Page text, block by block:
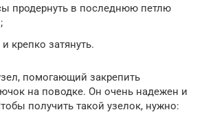
продернуть в последнюю петлю
крепко затянуть.
помогающий закрепить
на поводке. Он очень надежен и
получить такой узелок, нужно: